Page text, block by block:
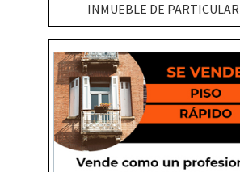
INMUEBLE DE PARTICULAR